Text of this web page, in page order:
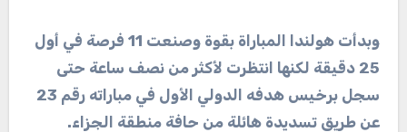
وبدأت هولندا المباراة بقوة وصنعت 11 فرصة في أول
25 دقيقة لكنها انتظرت لأكثر من نصف ساعة حتى
سجل برخيس هدفه الدولي الأول في مباراته رقم 23
عن طريق تسديدة هائلة من حافة منطقة الجزاء.